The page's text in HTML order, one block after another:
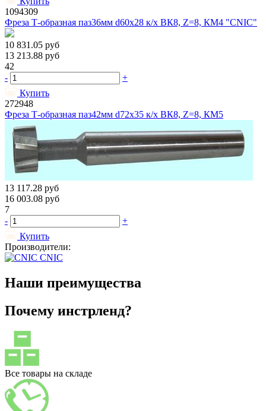
1094309
Фреза Т-образная паз36мм d60х28 к/х ВК8, Z=8, КМ4 "CNIC"
10 831.05 руб
13 213.88 руб
42
-
+
Купить
272948
Фреза Т-образная паз42мм d72х35 к/х ВК8, Z=8, КМ5
13 117.28 руб
16 003.08 руб
7
-
+
Купить
Производители:
CNIC
Наши преимущества
Почему инстрленд?
Все товары на складе